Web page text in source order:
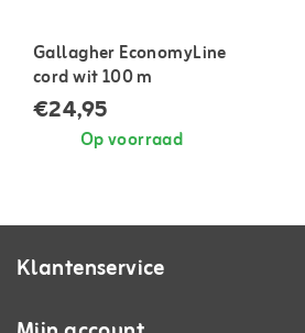
Gallagher EconomyLine
cord wit 100 m
€24,95
Op voorraad
Klantenservice